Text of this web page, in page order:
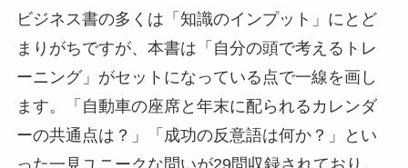
ビジネス書の多くは「知識のインプット」にとど
まりがちですが、本書は「自分の頭で考えるトレ
ーニング」がセットになっている点で一線を画し
ます。「自動車の座席と年末に配られるカレンダ
ーの共通点は？」「成功の反意語は何か？」とい
った一見ユニークな問いが29問収録されており、